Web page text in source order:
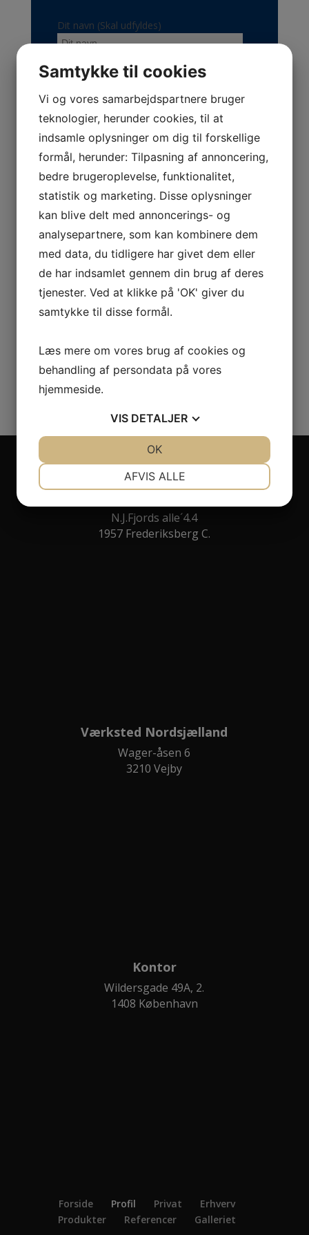
Dit navn (Skal udfyldes)
Dit telefonnummer (Skal udfyldes)
Din e-mail (Skal udfyldes)
Din besked
Eller ring til os på:
40 20 04 80
N.J.Fjords alle´4.4
1957 Frederiksberg C.
Værksted Nordsjælland
Wager-åsen 6
3210 Vejby
Kontor
Wildersgade 49A, 2.
1408 København
Forside Profil Privat
Erhverv
Produkter
Referencer Galleriet
Samtykke til cookies
Vi og vores samarbejdspartnere bruger
teknologier, herunder cookies, til at
indsamle oplysninger om dig til forskellige
formål, herunder: Tilpasning af annoncering,
bedre brugeroplevelse, funktionalitet,
statistik og marketing. Disse oplysninger
kan blive delt med annoncerings- og
analysepartnere, som kan kombinere dem
med data, du tidligere har givet dem eller
de har indsamlet gennem din brug af deres
tjenester. Ved at klikke på 'OK' giver du
samtykke til disse formål.
Læs mere om vores brug af cookies og
behandling af persondata på vores
hjemmeside.
VIS DETALJER
MARKETING STATISTIK
AFVIS ALLE
OK